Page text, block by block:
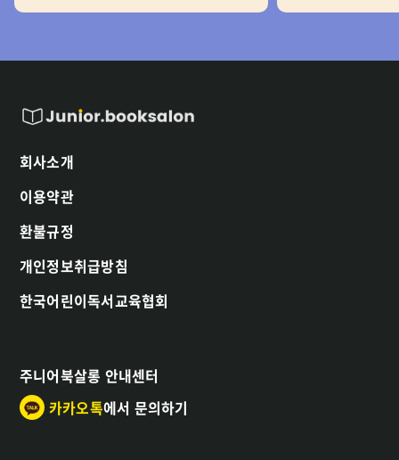
회사소개
이용약관
환불규정
개인정보취급방침
한국어린이독서교육협회
주니어북살롱 안내센터
카카오톡에서 문의하기